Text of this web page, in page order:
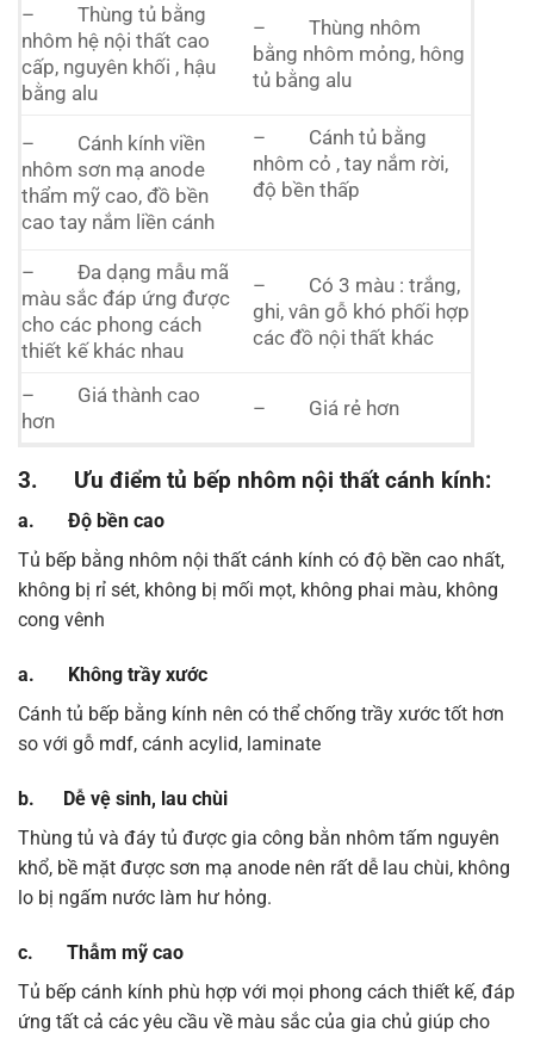
– Thùng tủ bằng
nhôm hệ nội thất cao
cấp, nguyên khối , hậu
bằng alu
– Thùng nhôm
bằng nhôm mỏng, hông
tủ bằng alu
– Cánh kính viền
nhôm sơn mạ anode
thẩm mỹ cao, đồ bền
cao tay nắm liền cánh
– Cánh tủ bằng
nhôm cỏ , tay nắm rời,
độ bền thấp
– Đa dạng mẫu mã
màu sắc đáp ứng được
cho các phong cách
thiết kế khác nhau
– Có 3 màu : trắng,
ghi, vân gỗ khó phối hợp
các đồ nội thất khác
– Giá thành cao
hơn
– Giá rẻ hơn
3. Ưu điểm tủ bếp nhôm nội thất cánh kính:
a. Độ bền cao
Tủ bếp bằng nhôm nội thất cánh kính có độ bền cao nhất,
không bị rỉ sét, không bị mối mọt, không phai màu, không
cong vênh
a. Không trầy xước
Cánh tủ bếp bằng kính nên có thể chống trầy xước tốt hơn
so với gỗ mdf, cánh acylid, laminate
b. Dễ vệ sinh, lau chùi
Thùng tủ và đáy tủ được gia công bằn nhôm tấm nguyên
khổ, bề mặt được sơn mạ anode nên rất dễ lau chùi, không
lo bị ngấm nước làm hư hỏng.
c. Thẫm mỹ cao
Tủ bếp cánh kính phù hợp với mọi phong cách thiết kế, đáp
ứng tất cả các yêu cầu về màu sắc của gia chủ giúp cho